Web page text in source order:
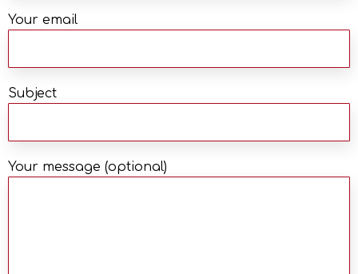
Your email
Subject
Your message (optional)